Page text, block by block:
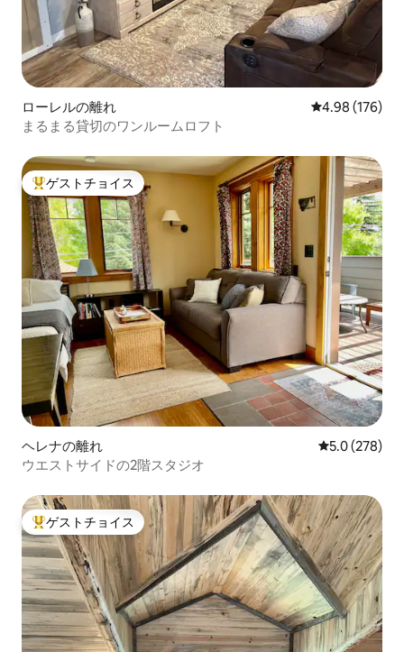
ローレルの離れ レビュー176
4.98 (176)
まるまる貸切のワンルームロフト
大好評のゲストチョイスです。
ゲストチョイス
ヘレナの離れ レビュー278
5.0 (278)
ウエストサイドの2階スタジオ
大好評のゲストチョイスです。
ゲストチョイス